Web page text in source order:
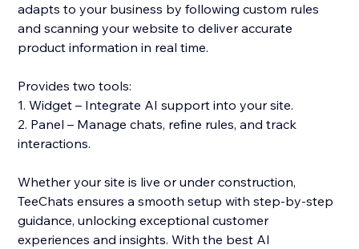
adapts to your business by following custom rules
and scanning your website to deliver accurate
product information in real time.
Provides two tools:
1. Widget – Integrate AI support into your site.
2. Panel – Manage chats, refine rules, and track
interactions.
Whether your site is live or under construction,
TeeChats ensures a smooth setup with step‑by‑step
guidance, unlocking exceptional customer
experiences and insights. With the best AI